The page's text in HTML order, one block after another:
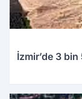
İzmir’de 3 bin